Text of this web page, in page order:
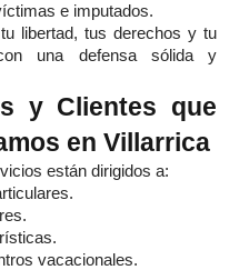
e imputados.
libertad, tus derechos y tu
una defensa sólida y
y Clientes que
en Villarrica
están dirigidos a:
vacacionales.